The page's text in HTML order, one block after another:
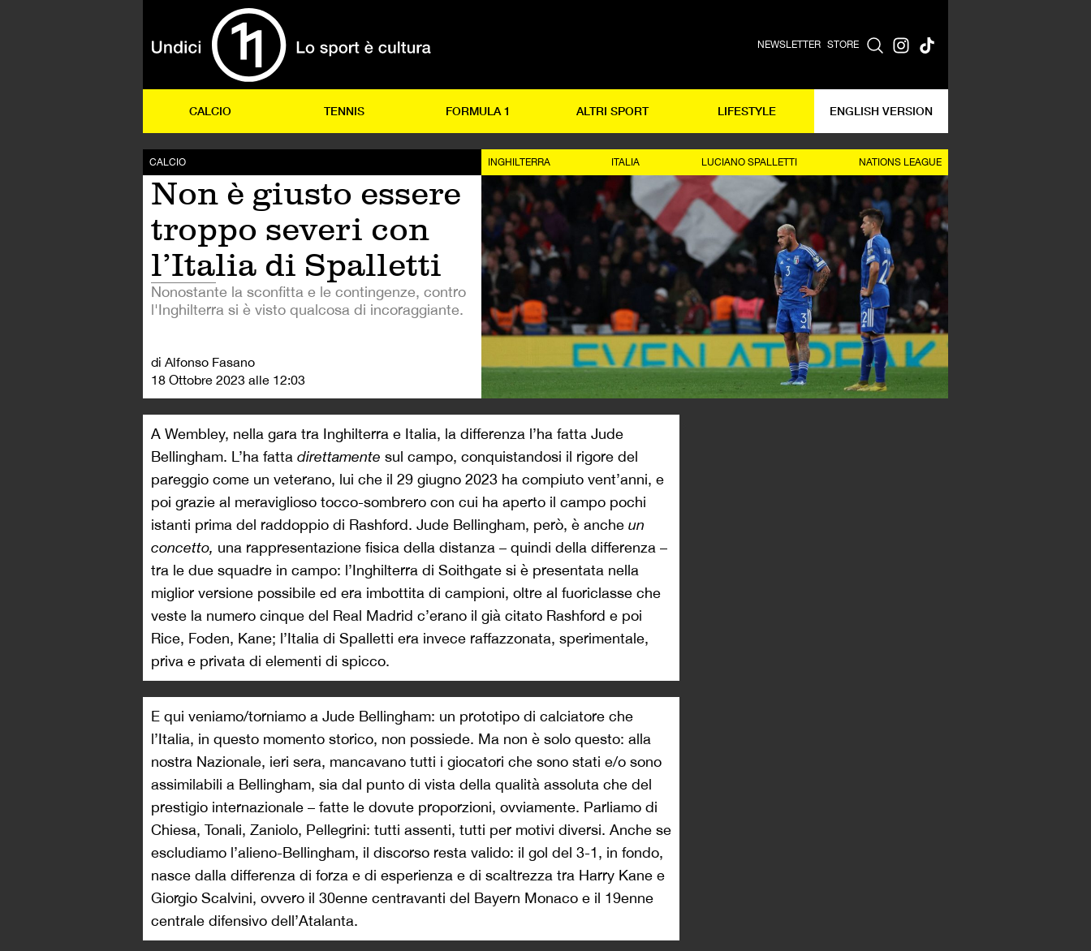
NEWSLETTER STORE
CALCIO TENNIS FORMULA 1 ALTRI SPORT LIFESTYLE ENGLISH VERSION
CALCIO
Non è giusto essere
troppo severi con
l’Italia di Spalletti
Nonostante la sconfitta e le contingenze, contro
l'Inghilterra si è visto qualcosa di incoraggiante.
di Alfonso Fasano
18 Ottobre 2023 alle 12:03
INGHILTERRA ITALIA LUCIANO SPALLETTI NATIONS LEAGUE
A Wembley, nella gara tra Inghilterra e Italia, la differenza l’ha fatta Jude
Bellingham. L’ha fatta direttamente sul campo, conquistandosi il rigore del
pareggio come un veterano, lui che il 29 giugno 2023 ha compiuto vent’anni, e
poi grazie al meraviglioso tocco-sombrero con cui ha aperto il campo pochi
istanti prima del raddoppio di Rashford. Jude Bellingham, però, è anche un
concetto, una rappresentazione fisica della distanza – quindi della differenza –
tra le due squadre in campo: l’Inghilterra di Soithgate si è presentata nella
miglior versione possibile ed era imbottita di campioni, oltre al fuoriclasse che
veste la numero cinque del Real Madrid c’erano il già citato Rashford e poi
Rice, Foden, Kane; l’Italia di Spalletti era invece raffazzonata, sperimentale,
priva e privata di elementi di spicco.
E qui veniamo/torniamo a Jude Bellingham: un prototipo di calciatore che
l’Italia, in questo momento storico, non possiede. Ma non è solo questo: alla
nostra Nazionale, ieri sera, mancavano tutti i giocatori che sono stati e/o sono
assimilabili a Bellingham, sia dal punto di vista della qualità assoluta che del
prestigio internazionale – fatte le dovute proporzioni, ovviamente. Parliamo di
Chiesa, Tonali, Zaniolo, Pellegrini: tutti assenti, tutti per motivi diversi. Anche se
escludiamo l’alieno-Bellingham, il discorso resta valido: il gol del 3-1, in fondo,
nasce dalla differenza di forza e di esperienza e di scaltrezza tra Harry Kane e
Giorgio Scalvini, ovvero il 30enne centravanti del Bayern Monaco e il 19enne
centrale difensivo dell’Atalanta.